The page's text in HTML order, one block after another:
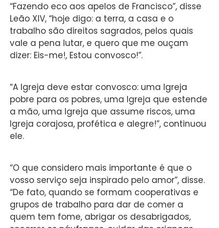
“Fazendo eco aos apelos de Francisco”, disse
Leão XIV, “hoje digo: a terra, a casa e o
trabalho são direitos sagrados, pelos quais
vale a pena lutar, e quero que me ouçam
dizer: Eis-me!, Estou convosco!”.
“A Igreja deve estar convosco: uma Igreja
pobre para os pobres, uma Igreja que estende
a mão, uma Igreja que assume riscos, uma
Igreja corajosa, profética e alegre!”, continuou
ele.
“O que considero mais importante é que o
vosso serviço seja inspirado pelo amor”, disse.
“De fato, quando se formam cooperativas e
grupos de trabalho para dar de comer a
quem tem fome, abrigar os desabrigados,